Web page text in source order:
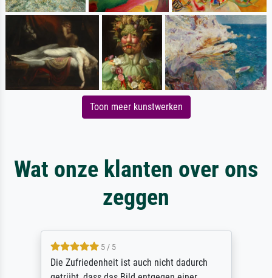
Toon meer kunstwerken
Wat onze klanten over ons
zeggen
5 / 5
Die Zufriedenheit ist auch nicht dadurch